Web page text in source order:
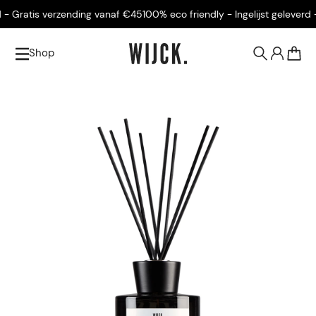
verzending vanaf €45100% eco friendly - Ingelijst geleverd -
Shop